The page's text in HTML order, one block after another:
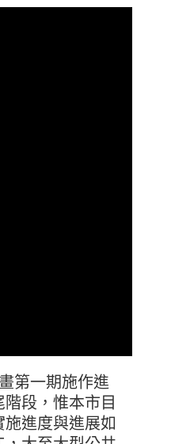
第一期施作進
段，惟本市目
進度與進展如